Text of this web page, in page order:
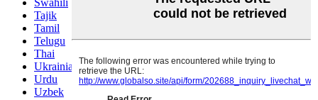
Swahili
Tajik
Tamil
Telugu
Thai
Ukrainian
Urdu
Uzbek